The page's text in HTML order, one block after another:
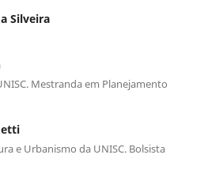
Silveira
Mestranda em Planejamento
e Urbanismo da UNISC. Bolsista